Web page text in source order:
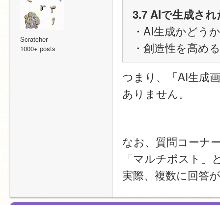
Scratcher
1000+ posts
3.7 AIで生成さ
・AI生成かどう
・創造性を高め
つまり、「AI生成
ありません。
なお、質問コーナ
「マルチポスト
実際、複数に回答